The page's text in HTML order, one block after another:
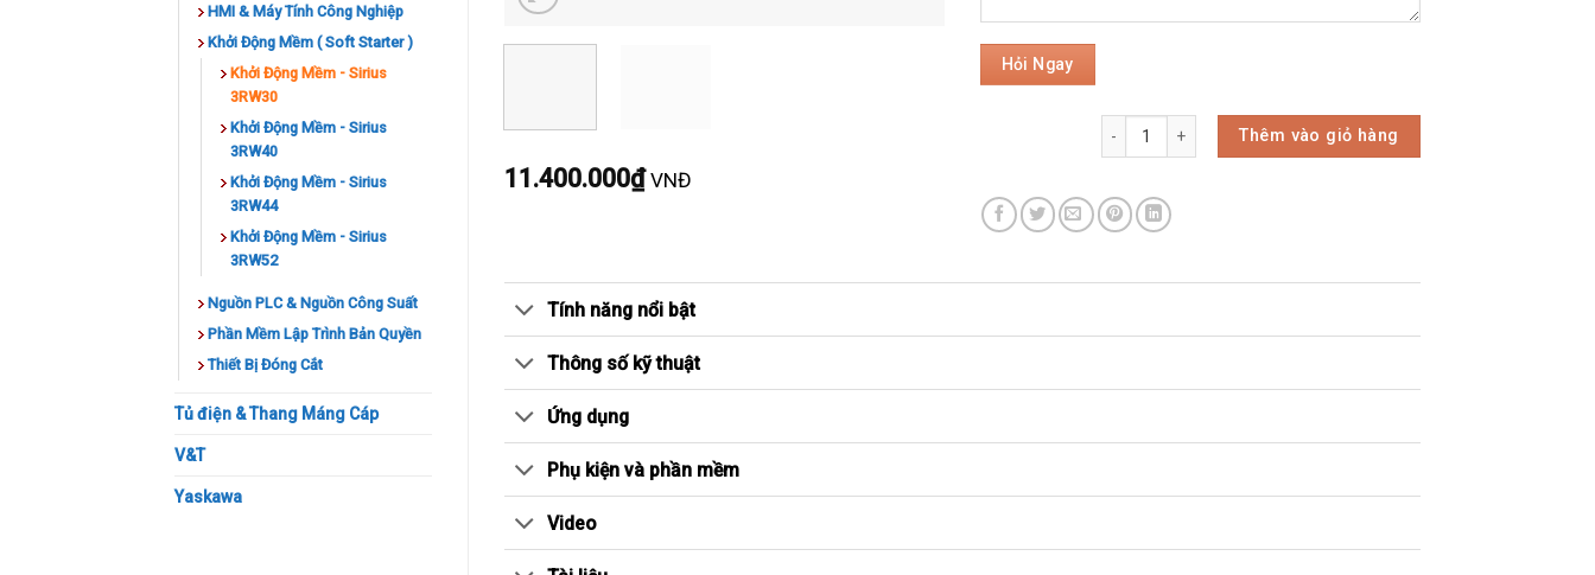
11.400.000₫ VNĐ
Thêm vào giỏ hàng
Tính năng nổi bật
Thông số kỹ thuật
Ứng dụng
Phụ kiện và phần mềm
Video
HMI & Máy Tính Công Nghiệp
Khởi Động Mềm ( Soft Starter )
Khởi Động Mềm - Sirius
3RW30
Khởi Động Mềm - Sirius
3RW40
Khởi Động Mềm - Sirius
3RW44
Khởi Động Mềm - Sirius
3RW52
Nguồn PLC & Nguồn Công Suất
Phần Mềm Lập Trình Bản Quyền
Thiết Bị Đóng Cắt
Tủ điện & Thang Máng Cáp
V&T
Yaskawa